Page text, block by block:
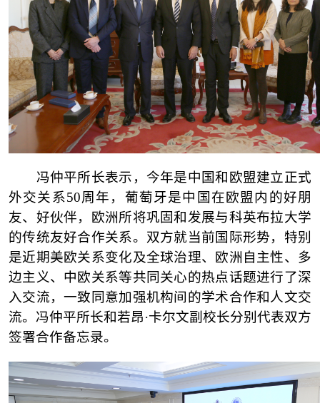
冯仲平所长表示，今年是中国和欧盟建立正式
外交关系50周年，葡萄牙是中国在欧盟内的好朋
友、好伙伴，欧洲所将巩固和发展与科英布拉大学
的传统友好合作关系。双方就当前国际形势，特别
是近期美欧关系变化及全球治理、欧洲自主性、多
边主义、中欧关系等共同关心的热点话题进行了深
入交流，一致同意加强机构间的学术合作和人文交
流。冯仲平所长和若昂·卡尔文副校长分别代表双方
签署合作备忘录。